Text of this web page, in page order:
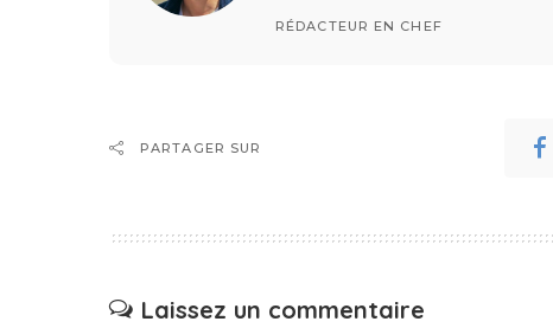
RÉDACTEUR EN CHEF
PARTAGER SUR
Laissez un commentaire